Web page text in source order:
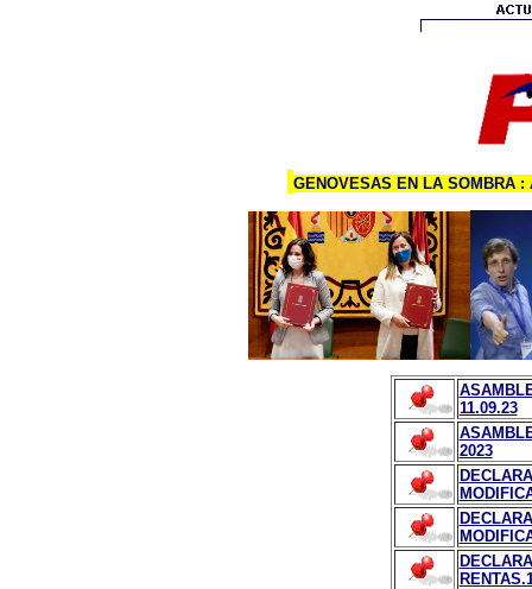
GENOVESAS EN LA SOMBRA :
11.09.23
2023